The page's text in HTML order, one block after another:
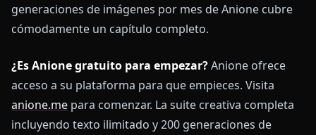
generaciones de imágenes por mes de Anione cubre
cómodamente un capítulo completo.
¿Es Anione gratuito para empezar?Anione ofrece
acceso a su plataforma para que empieces. Visita
anione.me para comenzar. La suite creativa completa
incluyendo texto ilimitado y 200 generaciones de